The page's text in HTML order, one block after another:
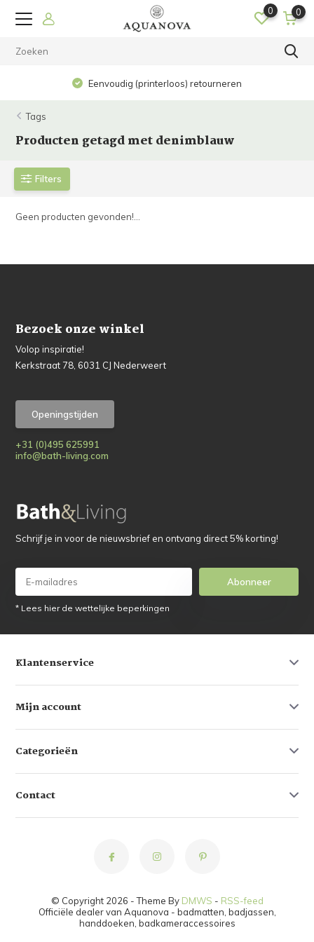
0 0
Eenvoudig (printerloos) retourneren
Tags
Producten getagd met denimblauw
Filters
Geen producten gevonden!...
Bezoek onze winkel
Volop inspiratie!
Kerkstraat 78, 6031 CJ Nederweert
Openingstijden
+31 (0)495 625991
info@bath-living.com
Schrijf je in voor de nieuwsbrief en ontvang direct 5% korting!
Abonneer
* Lees hier de wettelijke beperkingen
Klantenservice
Mijn account
Categorieën
Contact
© Copyright 2026 - Theme By DMWS - RSS-feed
Officiële dealer van Aquanova - badmatten, badjassen,
handdoeken, badkameraccessoires